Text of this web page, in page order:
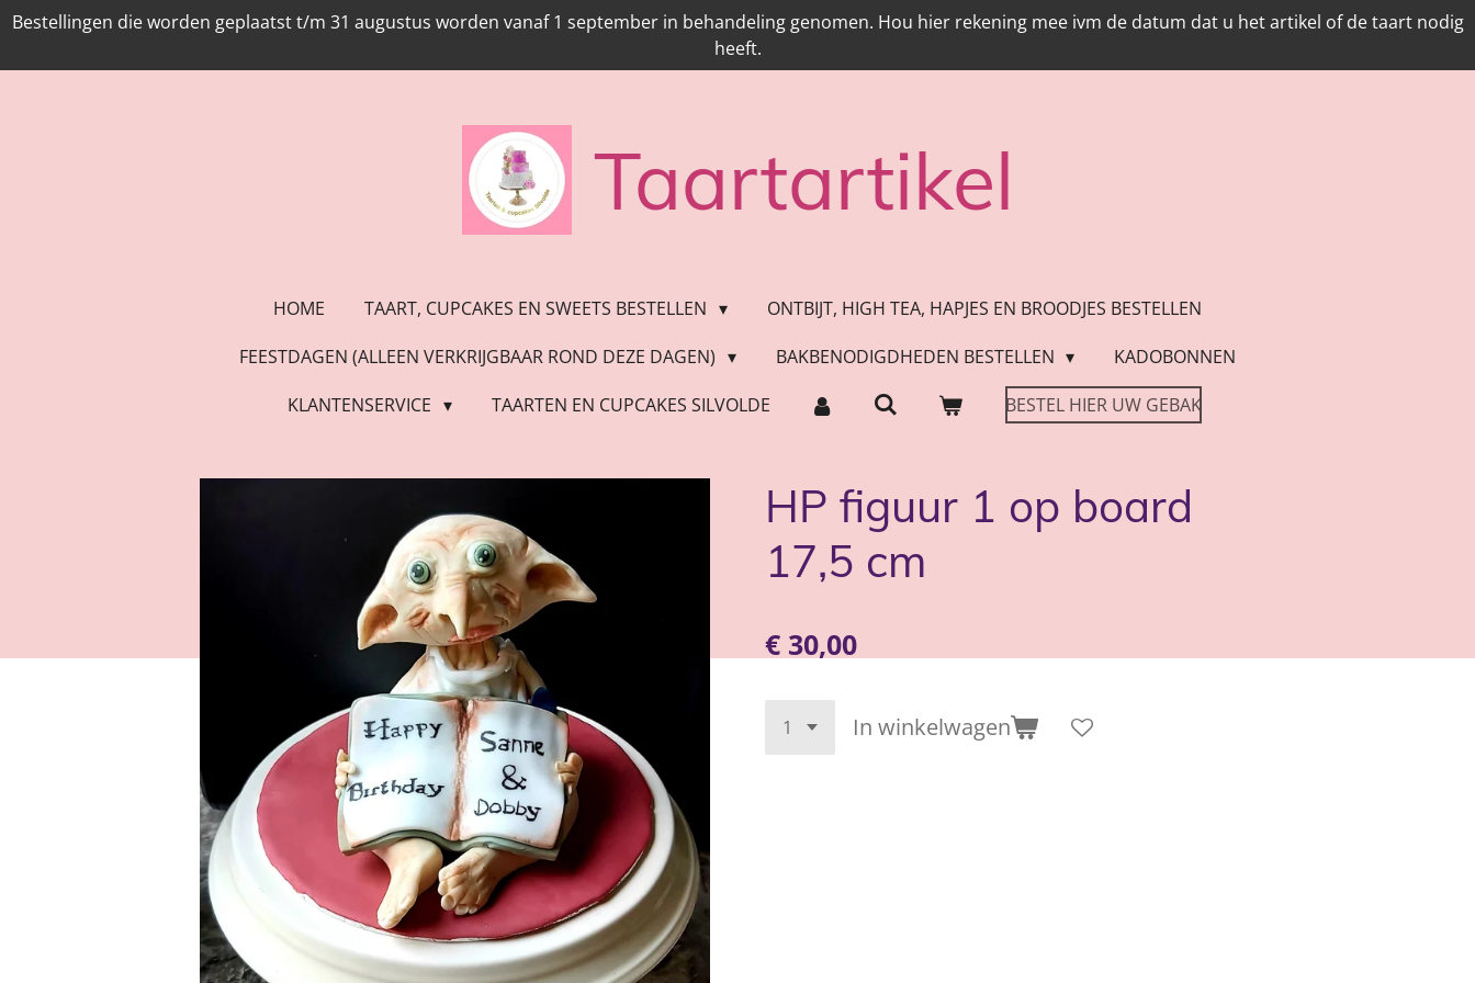
Ga
naar
Bestellingen die worden geplaatst t/m 31 augustus worden vanaf 1 september in behandeling genomen. Hou hier rekening mee ivm de datum dat u het artikel of de taart nodig
heeft.
Taartartikel
HOME TAART, CUPCAKES EN SWEETS BESTELLEN
ONTBIJT, HIGH TEA, HAPJES EN BROODJES BESTELLEN
FEESTDAGEN (ALLEEN VERKRIJGBAAR ROND DEZE DAGEN)
BAKBENODIGDHEDEN BESTELLEN
KADOBONNEN
KLANTENSERVICE
TAARTEN EN CUPCAKES SILVOLDE BESTEL HIER UW GEBAK
HP figuur 1 op board
17,5 cm
€ 30,00
In winkelwagen